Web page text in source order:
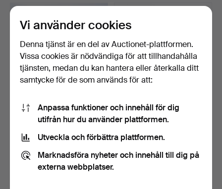
FLINTLÅSPISTOLAR, ett
par, duellpistoler, …
7 bud
106 USD
SLAGLÅSGEVÄR, 1800 -
tal.
7 bud
85 USD
Vi använder cookies
Denna tjänst är en del av Auctionet-plattformen.
Vissa cookies är nödvändiga för att tillhandahålla
tjänsten, medan du kan hantera eller återkalla ditt
samtycke för de som används för att:
Anpassa funktioner och innehåll för dig
utifrån hur du använder plattformen.
Utveckla och förbättra plattformen.
Marknadsföra nyheter och innehåll till dig på
externa webbplatser.